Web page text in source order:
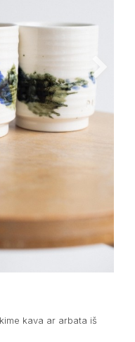
kava ar arbata iš